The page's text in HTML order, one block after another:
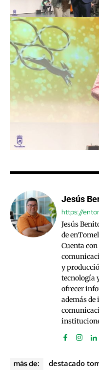
Jesús
https://
Jesús
de
Cuenta
y
tecnología
ofrecer
además
más de: destacado